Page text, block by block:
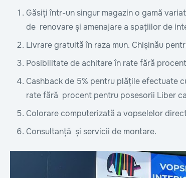
Găsiți într-un singur magazin o gamă
de renovare și amenajare a spațiilor de
Livrare gratuită în raza mun. Chișinău
Posibilitate de achitare în rate fără
Cashback de 5% pentru plățile efectuate
rate fără procent pentru posesorii Liber
Colorare computerizată a vopselelor
Consultanță și servicii de montare.